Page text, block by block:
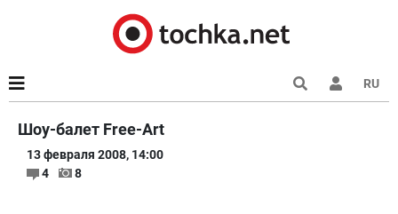
RU
Шоу-балет Free-Art
13 февраля 2008, 14:00
4
8